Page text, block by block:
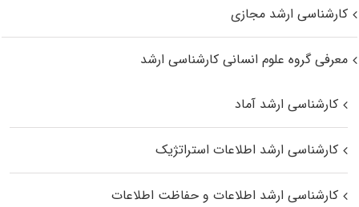
کارشناسی ارشد مجازی
معرفی گروه علوم انسانی کارشناسی ارشد
کارشناسی ارشد آماد
کارشناسی ارشد اطلاعات استراتژیک
کارشناسی ارشد اطلاعات و حفاظت اطلاعات